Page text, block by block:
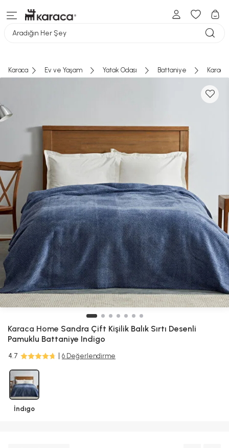
Aradığın Her Şey
Karaca Ev ve Yaşam Yatak Odası Battaniye
Karaca Home Sandra Çift Kişilik Balık Sırtı Desenli
Pamuklu Battaniye Indigo
4.7 6 Değerlendirme
İndıgo